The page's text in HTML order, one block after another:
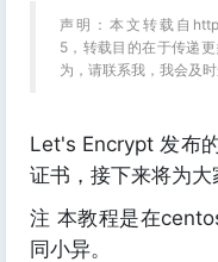
声明：本文转载自
5，转载目的在于传递
为，请联系我，我会及时
Let's Encrypt 发布
证书，接下来将为
注 本教程是在
同小异。